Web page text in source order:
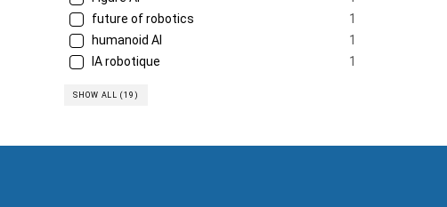
future of robotics
1
humanoid AI
1
IA robotique
1
SHOW ALL (19)